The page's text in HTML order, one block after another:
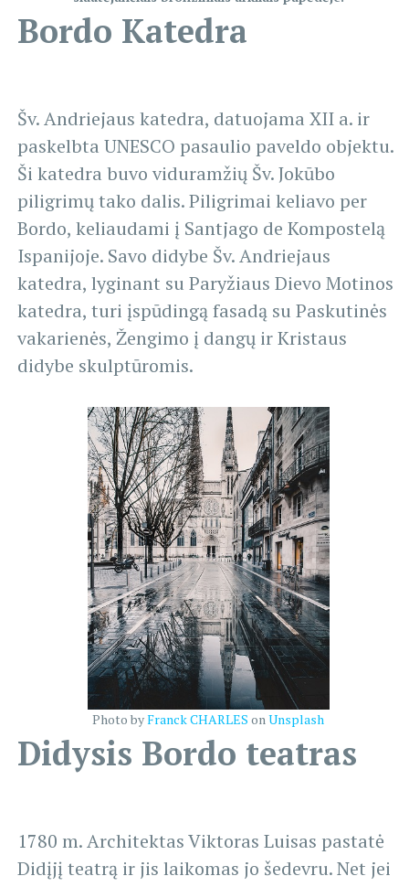
Bordo Katedra
Šv. Andriejaus katedra, datuojama XII a. ir
paskelbta UNESCO pasaulio paveldo objektu.
Ši katedra buvo viduramžių Šv. Jokūbo
piligrimų tako dalis. Piligrimai keliavo per
Bordo, keliaudami į Santjago de Kompostelą
Ispanijoje. Savo didybe Šv. Andriejaus
katedra, lyginant su Paryžiaus Dievo Motinos
katedra, turi įspūdingą fasadą su Paskutinės
vakarienės, Žengimo į dangų ir Kristaus
didybe skulptūromis.
Photo byFranck CHARLES onUnsplash
Didysis Bordo teatras
1780 m. Architektas Viktoras Luisas pastatė
Didįjį teatrą ir jis laikomas jo šedevru. Net jei